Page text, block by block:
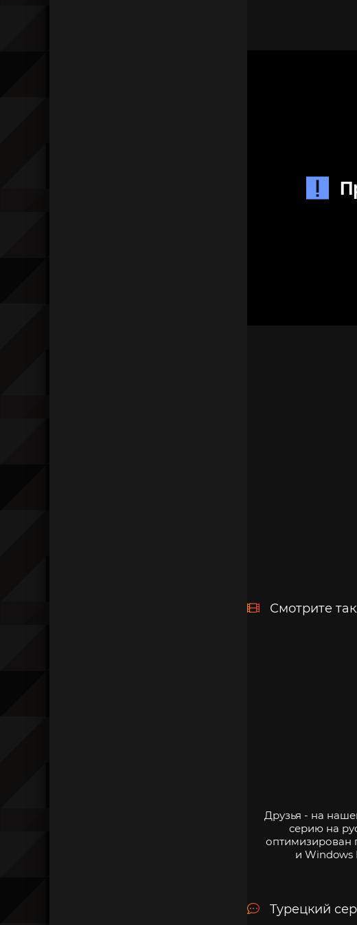
Смотрите
Друзья - на
серию на
оптимизирован
и Windows
Турецкий